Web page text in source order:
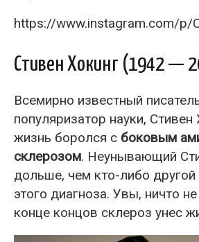
https://www.instagram.com/p/
Стивен Хокинг (1942 —
Всемирно известный
популяризатор науки,
жизнь боролся с боковым
склерозом. Неунывающий
дольше, чем кто-либо другой
этого диагноза. Увы, ничто
конце концов склероз унес